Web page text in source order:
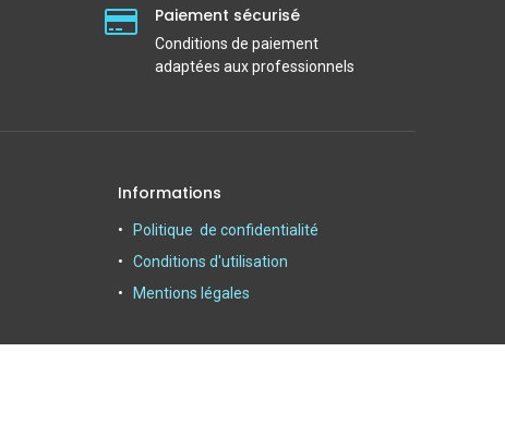
Paiement sécurisé
Conditions de paiement
adaptées aux professionnels
Informations
Politique de confidentialité
Conditions d'utilisation
Mentions légales